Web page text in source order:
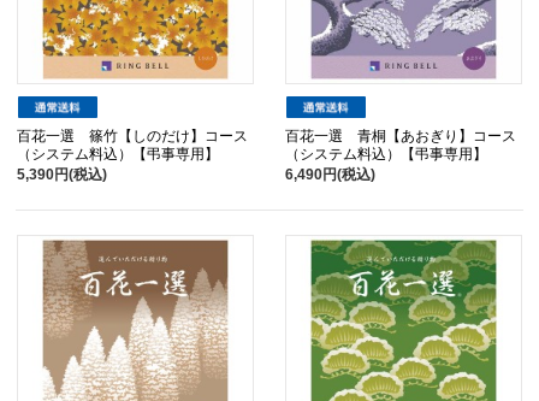
百花一選 篠竹【しのだけ】コース
（システム料込）【弔事専用】
5,390円(税込)
百花一選 青桐【あおぎり】コース
（システム料込）【弔事専用】
6,490円(税込)